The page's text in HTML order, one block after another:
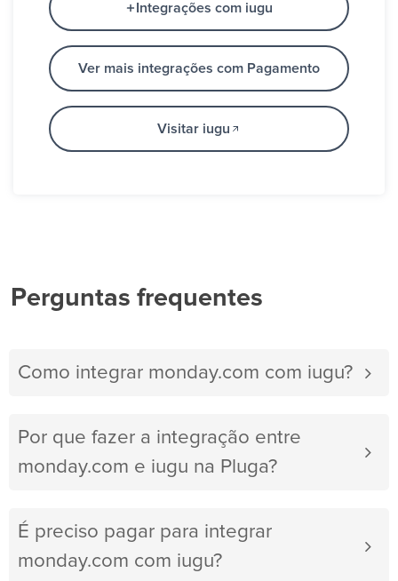
Integrações com iugu
Ver mais integrações com Pagamento
Visitar iugu
Perguntas frequentes
Como integrar monday.com com iugu?
Por que fazer a integração entre
monday.com e iugu na Pluga?
É preciso pagar para integrar
monday.com com iugu?